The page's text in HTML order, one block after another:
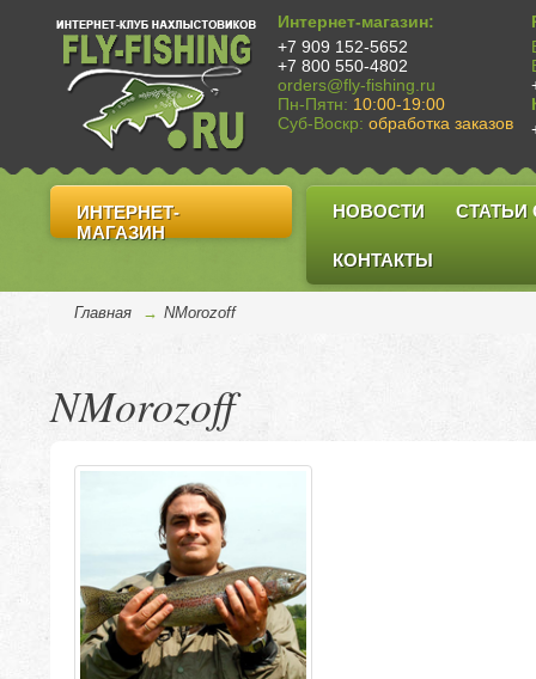
Интернет-магазин:
+7 909 152-5652
+7 800 550-4802
orders@fly-fishing.ru
Пн-Пятн: 10:00-19:00
Суб-Воскр: обработка заказов
ИНТЕРНЕТ-
МАГАЗИН
НОВОСТИ СТАТЬИ
КОНТАКТЫ
Главная → NMorozoff
NMorozoff